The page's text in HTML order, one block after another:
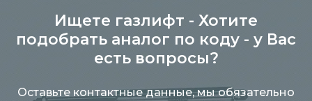
Ищете газлифт - Хотите
подобрать аналог по коду - у Вас
есть вопросы?
Оставьте контактные данные, мы обязательно